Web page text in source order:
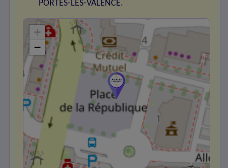
PORTES-LES-VALENCE.
+
−